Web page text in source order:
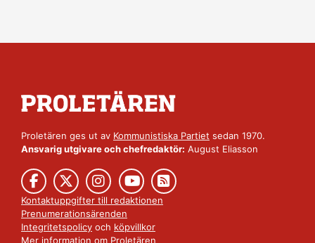
Proletären ges ut av Kommunistiska Partiet sedan 1970.
Ansvarig utgivare och chefredaktör: August Eliasson
Kontaktuppgifter till redaktionen
Prenumerationsärenden
Integritetspolicy och köpvillkor
Mer information om Proletären